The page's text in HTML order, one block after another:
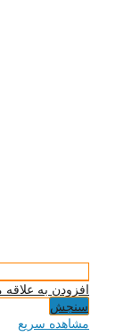
افزودن به علاقه
سنجش
مشاهده سریع